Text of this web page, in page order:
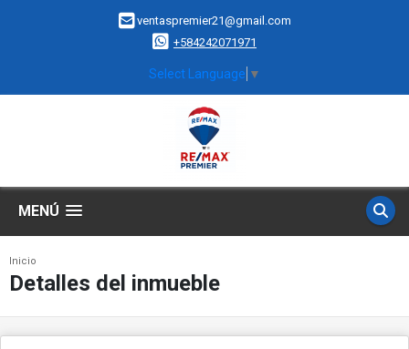
ventaspremier21@gmail.com
+584242071971
Select Language ▼
MENÚ
Inicio
Detalles del inmueble